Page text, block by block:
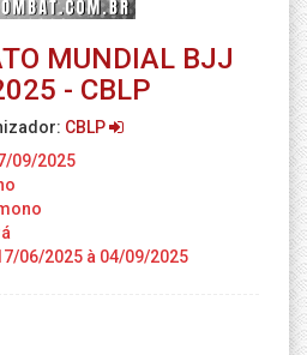
MUNDIAL BJJ
- CBLP
CBLP
09/2025
06/2025 à 04/09/2025